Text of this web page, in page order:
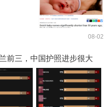
08-02
前三，中国护照进步很大